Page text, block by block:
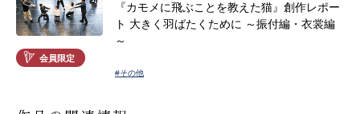
会員限定
『カモメに飛ぶことを教えた猫』創作レポー
ト 大きく羽ばたくために ～振付編・衣裳編
～
#その他